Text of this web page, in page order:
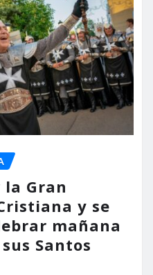
Gran
y se
mañana
Santos